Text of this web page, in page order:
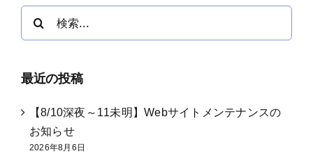
最近の投稿
【8/10深夜～11未明】Webサイトメンテナンスの
お知らせ
2026年8月6日